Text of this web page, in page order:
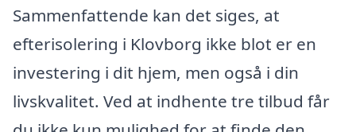
Sammenfattende kan det siges, at
efterisolering i Klovborg ikke blot er en
investering i dit hjem, men også i din
livskvalitet. Ved at indhente tre tilbud får